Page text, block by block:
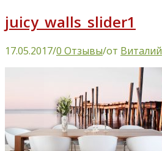
juicy_walls_slider1
17.05.2017/0 Отзывы/от Виталий